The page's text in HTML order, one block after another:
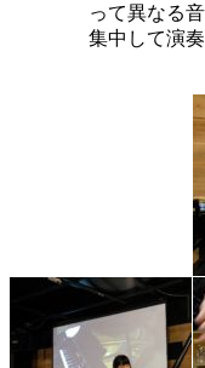
って異なる
集中して演